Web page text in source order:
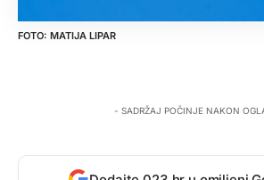
MATIJA LIPAR
- SADRŽAJ POČINJE NAKON